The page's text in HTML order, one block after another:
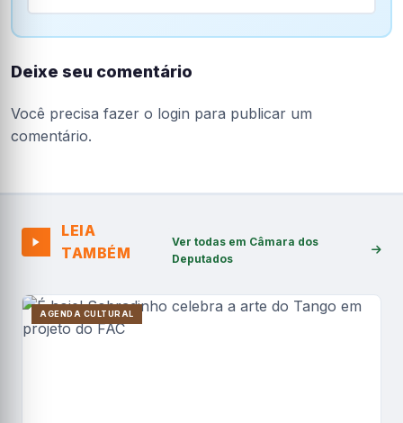
Deixe seu comentário
Você precisa fazer o login para publicar um
comentário.
LEIA
TAMBÉM
Ver todas em Câmara dos
Deputados
AGENDA CULTURAL